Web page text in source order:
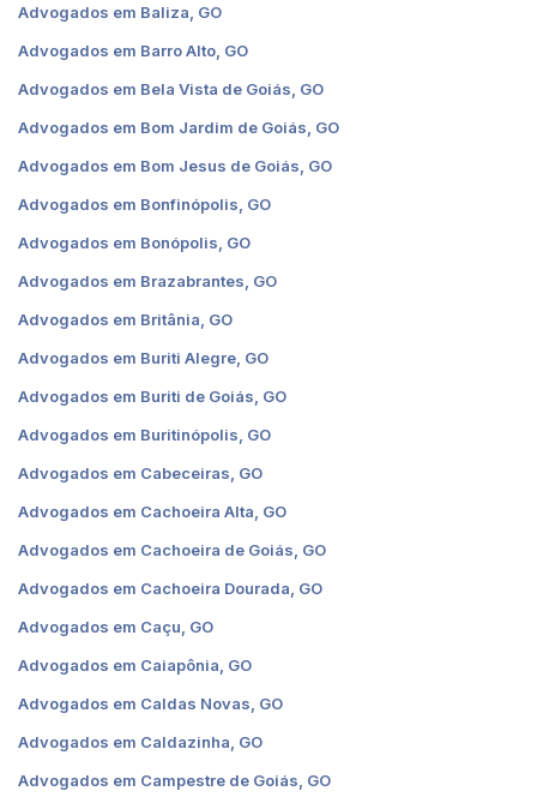
Advogados em Baliza, GO
Advogados em Barro Alto, GO
Advogados em Bela Vista de Goiás, GO
Advogados em Bom Jardim de Goiás, GO
Advogados em Bom Jesus de Goiás, GO
Advogados em Bonfinópolis, GO
Advogados em Bonópolis, GO
Advogados em Brazabrantes, GO
Advogados em Britânia, GO
Advogados em Buriti Alegre, GO
Advogados em Buriti de Goiás, GO
Advogados em Buritinópolis, GO
Advogados em Cabeceiras, GO
Advogados em Cachoeira Alta, GO
Advogados em Cachoeira de Goiás, GO
Advogados em Cachoeira Dourada, GO
Advogados em Caçu, GO
Advogados em Caiapônia, GO
Advogados em Caldas Novas, GO
Advogados em Caldazinha, GO
Advogados em Campestre de Goiás, GO